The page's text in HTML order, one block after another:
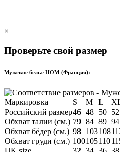
×
Проверьте свой размер
Мужское бельё HOM (Франция):
Маркировка S M L
Российский размер46 48 50 52
Обхват талии (см.) 79 84 89 94
Обхват бёдер (см.) 98 103108
Обхват груди (см.) 100105110